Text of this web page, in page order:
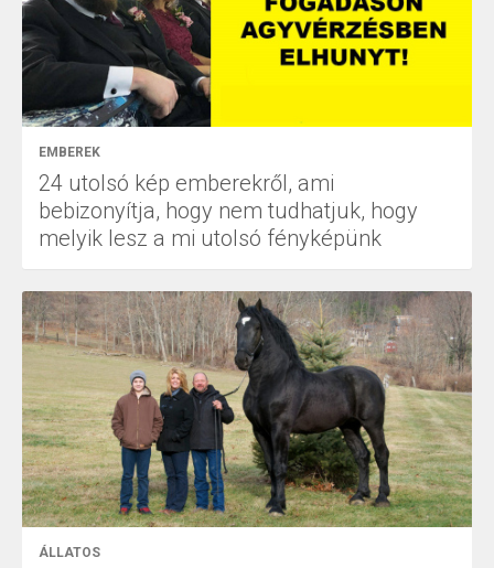
EMBEREK
24 utolsó kép emberekről, ami
bebizonyítja, hogy nem tudhatjuk, hogy
melyik lesz a mi utolsó fényképünk
ÁLLATOS